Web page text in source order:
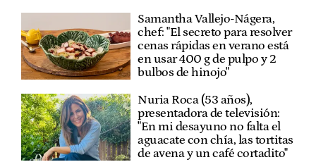
Samantha Vallejo-Nágera,
chef: "El secreto para resolver
cenas rápidas en verano está
en usar 400 g de pulpo y 2
bulbos de hinojo"
Nuria Roca (53 años),
presentadora de televisión:
"En mi desayuno no falta el
aguacate con chía, las tortitas
de avena y un café cortadito"